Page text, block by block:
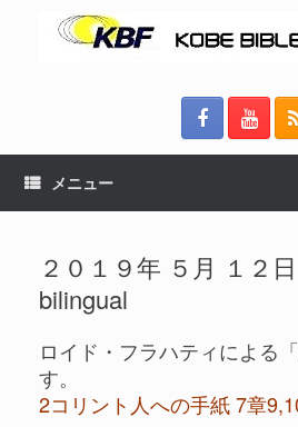
メニュー
２０１９年 ５月 １２
bilingual
ロイド・フラハティによる
す。
2コリント人への手紙 7章